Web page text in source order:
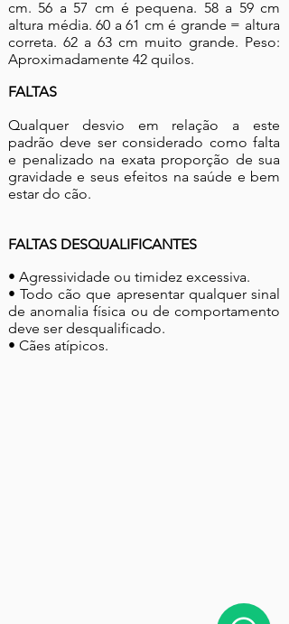
cm. 56 a 57 cm é pequena. 58 a 59 cm
altura média. 60 a 61 cm é grande = altura
correta. 62 a 63 cm muito grande. Peso:
Aproximadamente 42 quilos.
FALTAS
Qualquer desvio em relação a este
padrão deve ser considerado como falta
e penalizado na exata proporção de sua
gravidade e seus efeitos na saúde e bem
estar do cão.
FALTAS DESQUALIFICANTES
• Agressividade ou timidez excessiva.
• Todo cão que apresentar qualquer sinal
de anomalia física ou de comportamento
deve ser desqualificado.
• Cães atípicos.